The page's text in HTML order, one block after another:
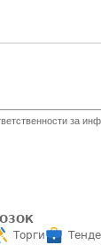
за
Торги